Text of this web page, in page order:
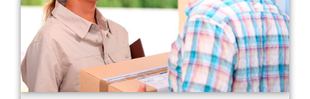
Пятихатки
Раздельная
Рени
Решетиловка
Ромны
Ровно